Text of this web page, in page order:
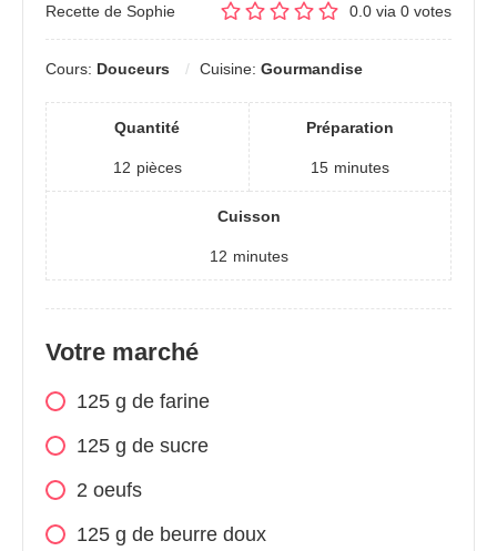
Recette de Sophie 0.0 via 0 votes
Cours: Douceurs Cuisine: Gourmandise
Quantité
12 pièces
Préparation
15 minutes
Cuisson
12 minutes
Votre marché
125 g de farine
125 g de sucre
2 oeufs
125 g de beurre doux